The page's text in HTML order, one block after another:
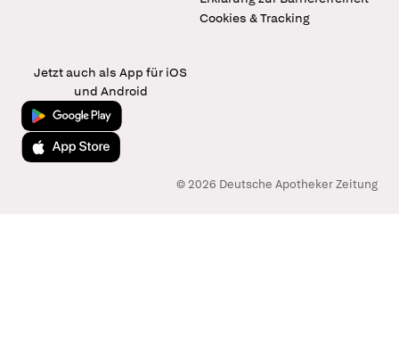
Cookies & Tracking
Jetzt auch als App für iOS
und Android
Jetzt bei Google Play
Laden im App Store
© 2026 Deutsche Apotheker Zeitung